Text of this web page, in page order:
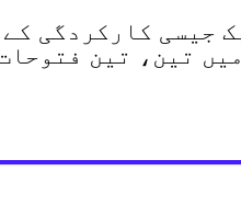
جیسی کارکردگی کے
تین، تین